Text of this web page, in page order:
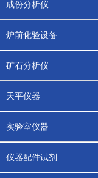
成份分析仪
炉前化验设备
矿石分析仪
天平仪器
实验室仪器
仪器配件试剂